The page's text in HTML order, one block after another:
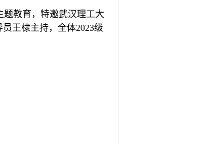
题教育，特邀武汉理工大
王棣主持，全体2023级